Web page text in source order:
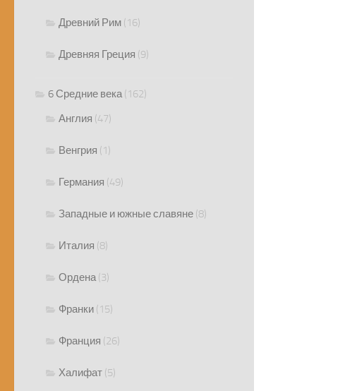
Древний Рим (16)
Древняя Греция (9)
6 Средние века(162)
Англия (47)
Венгрия (1)
Германия (49)
Западные и южные славяне (8)
Италия (8)
Ордена(3)
Франки (15)
Франция (26)
Халифат (5)